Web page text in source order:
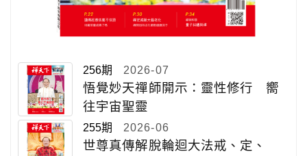
256期 2026-07
悟覺妙天禪師開示：靈性修行 嚮
往宇宙聖靈
255期 2026-06
世尊真傳解脫輪迴大法戒、定、